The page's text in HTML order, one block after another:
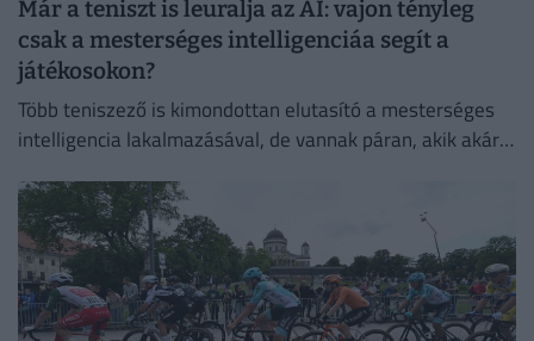
Már a teniszt is leuralja az AI: vajon tényleg
csak a mesterséges intelligenciáa segít a
játékosokon?
Több teniszező is kimondottan elutasító a mesterséges
intelligencia lakalmazásával, de vannak páran, akik akár a